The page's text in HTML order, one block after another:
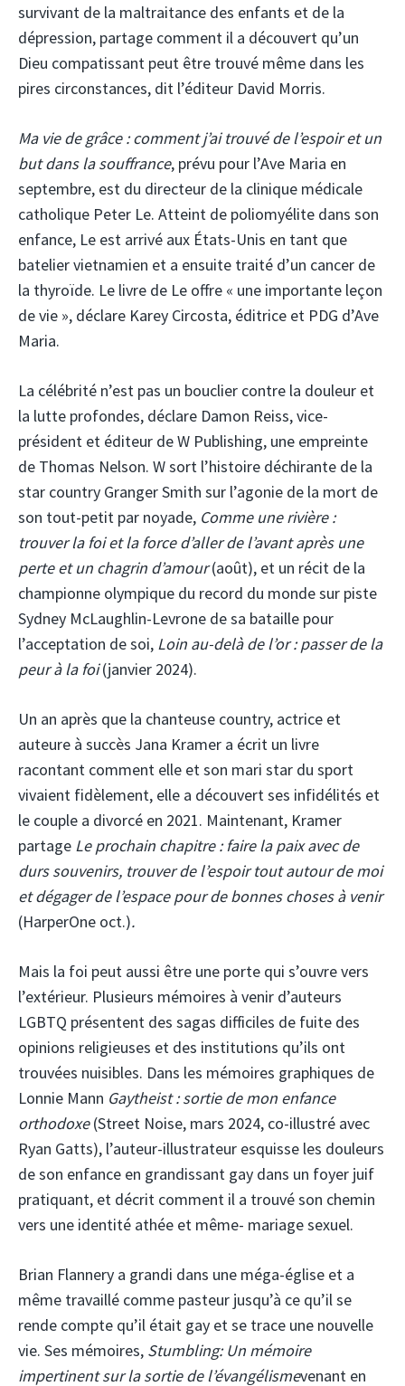
survivant de la maltraitance des enfants et de la
dépression, partage comment il a découvert qu’un
Dieu compatissant peut être trouvé même dans les
pires circonstances, dit l’éditeur David Morris.
Ma vie de grâce : comment j’ai trouvé de l’espoir et un
but dans la souffrance, prévu pour l’Ave Maria en
septembre, est du directeur de la clinique médicale
catholique Peter Le. Atteint de poliomyélite dans son
enfance, Le est arrivé aux États-Unis en tant que
batelier vietnamien et a ensuite traité d’un cancer de
la thyroïde. Le livre de Le offre « une importante leçon
de vie », déclare Karey Circosta, éditrice et PDG d’Ave
Maria.
La célébrité n’est pas un bouclier contre la douleur et
la lutte profondes, déclare Damon Reiss, vice-
président et éditeur de W Publishing, une empreinte
de Thomas Nelson. W sort l’histoire déchirante de la
star country Granger Smith sur l’agonie de la mort de
son tout-petit par noyade, Comme une rivière :
trouver la foi et la force d’aller de l’avant après une
perte et un chagrin d’amour(août), et un récit de la
championne olympique du record du monde sur piste
Sydney McLaughlin-Levrone de sa bataille pour
l’acceptation de soi, Loin au-delà de l’or : passer de la
peur à la foi(janvier 2024).
Un an après que la chanteuse country, actrice et
auteure à succès Jana Kramer a écrit un livre
racontant comment elle et son mari star du sport
vivaient fidèlement, elle a découvert ses infidélités et
le couple a divorcé en 2021. Maintenant, Kramer
partage Le prochain chapitre : faire la paix avec de
durs souvenirs, trouver de l’espoir tout autour de moi
et dégager de l’espace pour de bonnes choses à venir
(HarperOne oct.).
Mais la foi peut aussi être une porte qui s’ouvre vers
l’extérieur. Plusieurs mémoires à venir d’auteurs
LGBTQ présentent des sagas difficiles de fuite des
opinions religieuses et des institutions qu’ils ont
trouvées nuisibles. Dans les mémoires graphiques de
Lonnie Mann Gaytheist : sortie de mon enfance
orthodoxe(Street Noise, mars 2024, co-illustré avec
Ryan Gatts), l’auteur-illustrateur esquisse les douleurs
de son enfance en grandissant gay dans un foyer juif
pratiquant, et décrit comment il a trouvé son chemin
vers une identité athée et même- mariage sexuel.
Brian Flannery a grandi dans une méga-église et a
même travaillé comme pasteur jusqu’à ce qu’il se
rende compte qu’il était gay et se trace une nouvelle
vie. Ses mémoires, Stumbling: Un mémoire
impertinent sur la sortie de l’évangélismevenant en